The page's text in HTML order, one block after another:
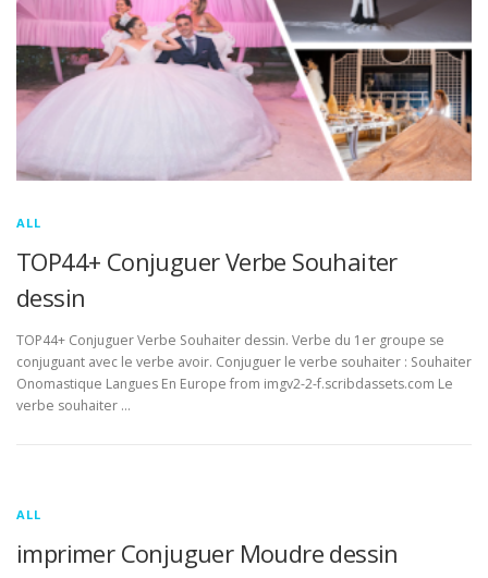
ALL
TOP44+ Conjuguer Verbe Souhaiter
dessin
TOP44+ Conjuguer Verbe Souhaiter dessin. Verbe du 1er groupe se
conjuguant avec le verbe avoir. Conjuguer le verbe souhaiter : Souhaiter
Onomastique Langues En Europe from imgv2-2-f.scribdassets.com Le
verbe souhaiter …
ALL
imprimer Conjuguer Moudre dessin